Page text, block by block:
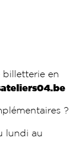
en
?
lundi au